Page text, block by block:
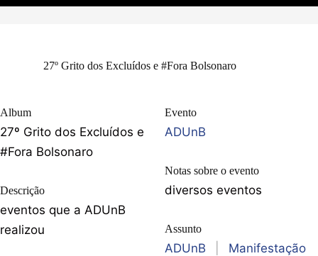
27º Grito dos Excluídos e #Fora Bolsonaro
Album
27º Grito dos Excluídos e
#Fora Bolsonaro
Descrição
eventos que a ADUnB
realizou
Evento
ADUnB
Notas sobre o evento
diversos eventos
Assunto
ADUnB Manifestação